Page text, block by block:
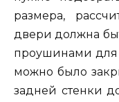
размера,
двери должна
проушинами для
можно было
задней стенки